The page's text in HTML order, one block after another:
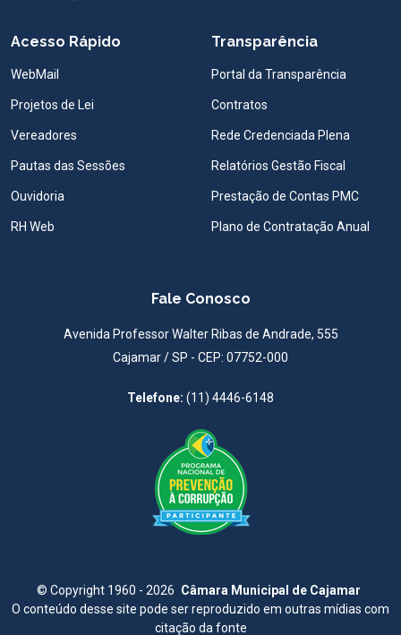
Acesso Rápido
WebMail
Projetos de Lei
Vereadores
Pautas das Sessões
Ouvidoria
RH Web
Transparência
Portal da Transparência
Contratos
Rede Credenciada Plena
Relatórios Gestão Fiscal
Prestação de Contas PMC
Plano de Contratação Anual
Fale Conosco
Avenida Professor Walter Ribas de Andrade, 555
Cajamar / SP - CEP: 07752-000
Telefone: (11) 4446-6148
© Copyright 1960 - 2026 Câmara Municipal de Cajamar
O conteúdo desse site pode ser reproduzido em outras mídias com
citação da fonte